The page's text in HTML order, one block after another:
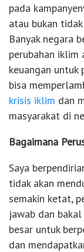
pada
atau bukan
Banyak negara
perubahan iklim
keuangan untuk
bisa
krisis iklim dan
masyarakat di
Bagaimana
Saya
tidak akan
semakin ketat,
jawab dan
besar untuk
dan